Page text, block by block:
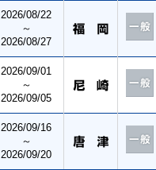
2026/08/22
～
2026/08/27
2026/09/01
～
2026/09/05
2026/09/16
～
2026/09/20